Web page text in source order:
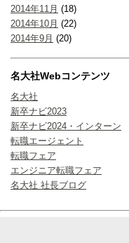
2014年11月 (18)
2014年10月 (22)
2014年9月 (20)
名大社Webコンテンツ
名大社
新卒ナビ2023
新卒ナビ2024・インターン
転職エージェント
転職フェア
エンジニア転職フェア
名大社 社長ブログ